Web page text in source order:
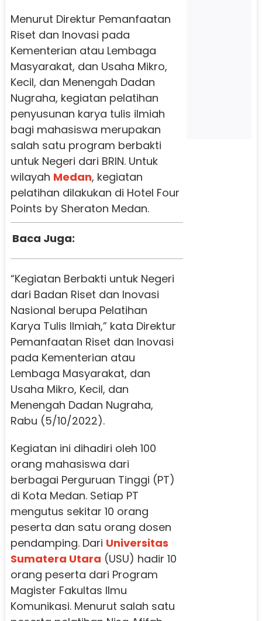
Menurut Direktur Pemanfaatan
Riset dan Inovasi pada
Kementerian atau Lembaga
Masyarakat, dan Usaha Mikro,
Kecil, dan Menengah Dadan
Nugraha, kegiatan pelatihan
penyusunan karya tulis ilmiah
bagi mahasiswa merupakan
salah satu program berbakti
untuk Negeri dari BRIN. Untuk
wilayah Medan, kegiatan
pelatihan dilakukan di Hotel Four
Points by Sheraton Medan.
Baca Juga:
“Kegiatan Berbakti untuk Negeri
dari Badan Riset dan Inovasi
Nasional berupa Pelatihan
Karya Tulis Ilmiah,” kata Direktur
Pemanfaatan Riset dan Inovasi
pada Kementerian atau
Lembaga Masyarakat, dan
Usaha Mikro, Kecil, dan
Menengah Dadan Nugraha,
Rabu (5/10/2022).
Kegiatan ini dihadiri oleh 100
orang mahasiswa dari
berbagai Perguruan Tinggi (PT)
di Kota Medan. Setiap PT
mengutus sekitar 10 orang
peserta dan satu orang dosen
pendamping. Dari Universitas
Sumatera Utara (USU) hadir 10
orang peserta dari Program
Magister Fakultas Ilmu
Komunikasi. Menurut salah satu